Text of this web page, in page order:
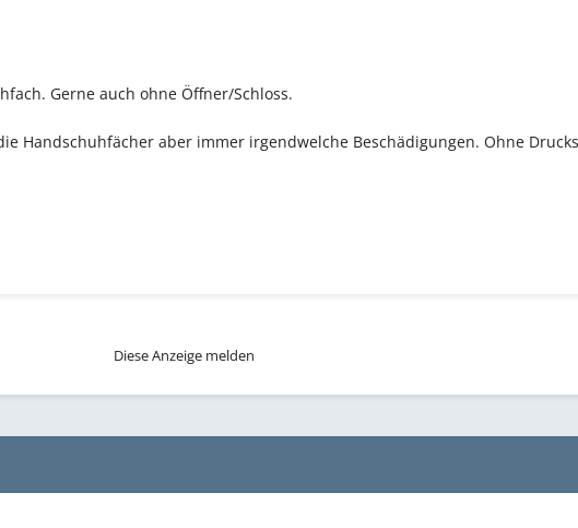
Gerne auch ohne Öffner/Schloss.
Handschuhfächer aber immer irgendwelche Beschädigungen. Ohne
Diese Anzeige melden